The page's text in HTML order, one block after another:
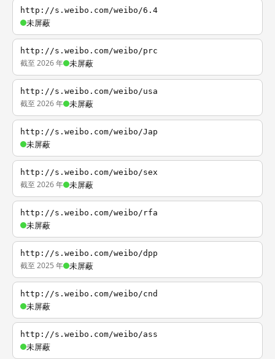
http://s.weibo.com/weibo/6.4
未屏蔽
http://s.weibo.com/weibo/prc
截至 2026 年 未屏蔽
http://s.weibo.com/weibo/usa
截至 2026 年 未屏蔽
http://s.weibo.com/weibo/Jap
未屏蔽
http://s.weibo.com/weibo/sex
截至 2026 年 未屏蔽
http://s.weibo.com/weibo/rfa
未屏蔽
http://s.weibo.com/weibo/dpp
截至 2025 年 未屏蔽
http://s.weibo.com/weibo/cnd
未屏蔽
http://s.weibo.com/weibo/ass
未屏蔽